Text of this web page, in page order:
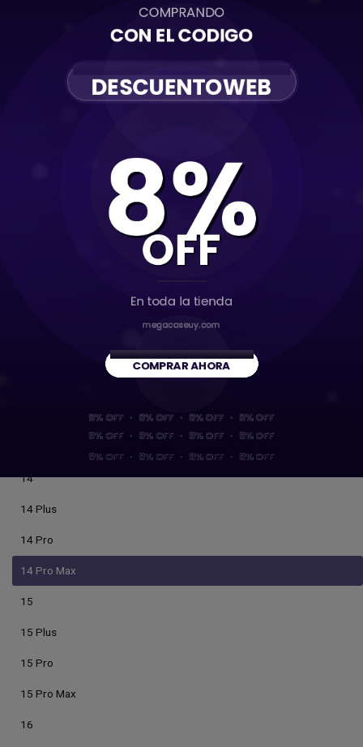
14
14 Plus
14 Pro
14 Pro Max
15
15 Plus
15 Pro
15 Pro Max
16